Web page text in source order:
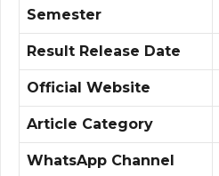
Semester
Result Release Date
Official Website
Article Category
WhatsApp Channel